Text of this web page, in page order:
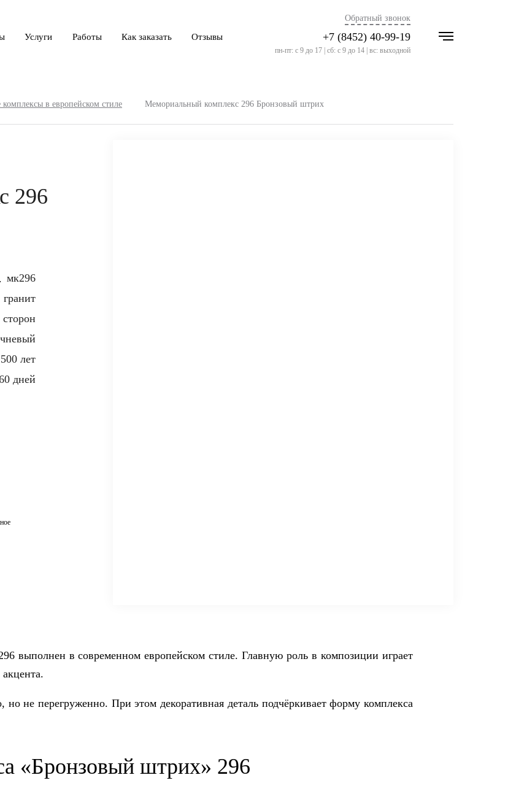
пн-пт: с 9 до 17 | сб: с 9 до 14 | вс: выходной
Услуги Работы Как заказать Отзывы
Обратный звонок
+7 (8452) 40-99-19
в европейском стиле Мемориальный комплекс 296 Бронзовый штрих
296
мк296
гранит
сторон
500 лет
дней
выполнен в современном европейском стиле. Главную роль в композиции играет
но не перегруженно. При этом декоративная деталь подчёркивает форму комплекса
«Бронзовый штрих» 296